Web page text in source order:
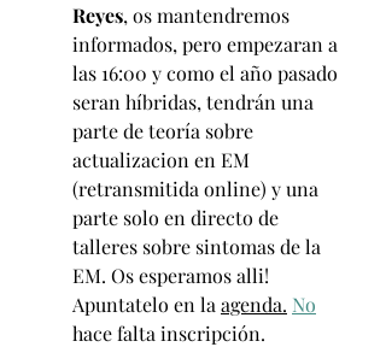
Reyes, os mantendremos
informados, pero empezaran a
las 16:00 y como el año pasado
seran híbridas, tendrán una
parte de teoría sobre
actualizacion en EM
(retransmitida online) y una
parte solo en directo de
talleres sobre sintomas de la
EM. Os esperamos alli!
Apuntatelo en la agenda. No
hace falta inscripción.